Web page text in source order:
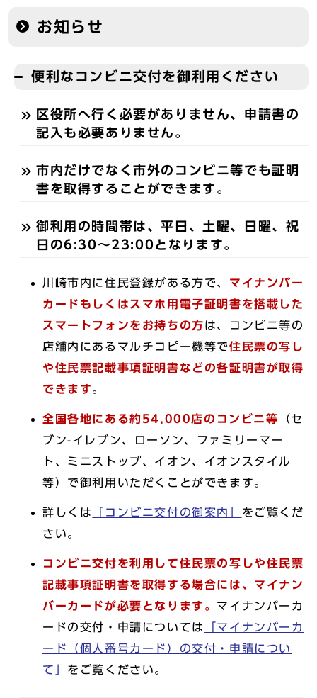
お知らせ
便利なコンビニ交付を御利用ください
区役所へ行く必要がありません、申請書の
記入も必要ありません。
市内だけでなく市外のコンビニ等でも証明
書を取得することができます。
御利用の時間帯は、平日、土曜、日曜、祝
日の6:30～23:00となります。
川崎市内に住民登録がある方で、 マイナンバー
カードもしくはスマホ用電子証明書を搭載した
スマートフォンをお持ちの方は、コンビニ等の
店舗内にあるマルチコピー機等で住民票の写し
や住民票記載事項証明書などの各証明書が取得
できます。
全国各地にある約54,000店のコンビニ等
（セ
ブン-イレブン、ローソン、ファミリーマー
ト、ミニストップ、イオン、イオンスタイル
等）で御利用いただくことができます。
詳しくは 「コンビニ交付の御案内」 をご覧くだ
さい。
コンビニ交付を利用して住民票の写しや住民票
記載事項証明書を取得する場合には、マイナン
バーカードが必要となります。 マイナンバーカ
ードの交付・申請については
「マイナンバーカ
ード（個人番号カード）の交付・申請につい
て」 をご覧ください。